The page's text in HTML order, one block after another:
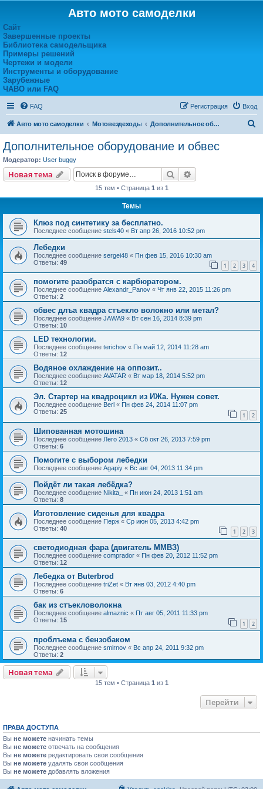
Авто мото самоделки
Сайт
Завершенные проекты
Библиотека самодельщика
Примеры решений
Чертежи и модели
Инструменты и оборудование
Зарубежные
ЧАВО или FAQ
FAQ Вход
Регистрация
Авто мото самоделки Мотовездеходы Дополнительное оборудование и обвес
Дополнительное оборудование и обвес
Модератор: User buggy
Новая тема Поиск
15 тем • Страница 1 из 1
Темы
Клюз под синтетику за бесплатно.
Последнее сообщение stels40 « Вт апр 26, 2016 10:52 pm
Лебедки
Последнее сообщение sergei48 « Пн фев 15, 2016 10:30 am
Ответы: 49 1 2 3 4
помогите разобратся с карбюратором.
Последнее сообщение Alexandr_Panov « Чт янв 22, 2015 11:26 pm
Ответы: 2
обвес длъа квадра стъекло волокно или метал?
Последнее сообщение JAWA9 « Вт сен 16, 2014 8:39 pm
Ответы: 10
LED технологии.
Последнее сообщение terichov « Пн май 12, 2014 11:28 am
Ответы: 12
Водяное охлаждение на оппозит..
Последнее сообщение AVATAR « Вт мар 18, 2014 5:52 pm
Ответы: 12
Эл. Стартер на квадроцикл из ИЖа. Нужен совет.
Последнее сообщение Berl « Пн фев 24, 2014 11:07 pm
Ответы: 25 1 2
Шипованная мотошина
Последнее сообщение Лего 2013 « Сб окт 26, 2013 7:59 pm
Ответы: 6
Помогите с выбором лебедки
Последнее сообщение Agapiy « Вс авг 04, 2013 11:34 pm
Пойдёт ли такая лебёдка?
Последнее сообщение Nikita_ « Пн июн 24, 2013 1:51 am
Ответы: 8
Изготовление сиденья для квадра
Последнее сообщение Перж « Ср июн 05, 2013 4:42 pm
Ответы: 40 1 2 3
светодиодная фара (двигатель ММВЗ)
Последнее сообщение comprador « Пн фев 20, 2012 11:52 pm
Ответы: 12
Лебедка от Buterbrod
Последнее сообщение triZet « Вт янв 03, 2012 4:40 pm
Ответы: 6
бак из стъекловолокна
Последнее сообщение almaznic « Пт авг 05, 2011 11:33 pm
Ответы: 15 1 2
проблъема с бензобаком
Последнее сообщение smirnov « Вс апр 24, 2011 9:32 pm
Ответы: 2
Новая тема
15 тем • Страница 1 из 1
Перейти
ПРАВА ДОСТУПА
Вы не можете начинать темы
Вы не можете отвечать на сообщения
Вы не можете редактировать свои сообщения
Вы не можете удалять свои сообщения
Вы не можете добавлять вложения